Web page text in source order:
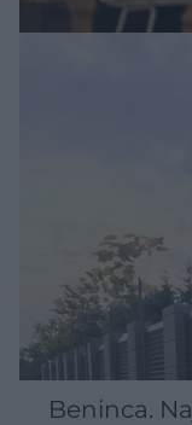
Beninca.